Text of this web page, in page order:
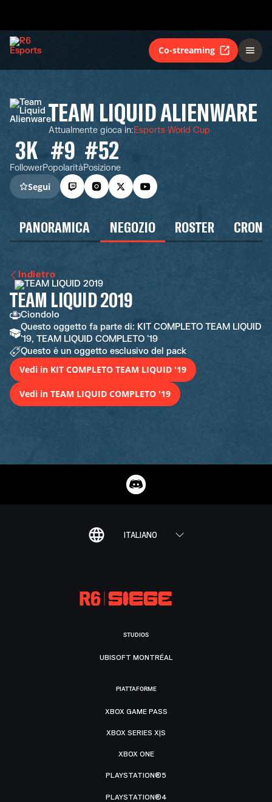
Co-streaming
TEAM LIQUID ALIENWARE
Attualmente gioca in:Esports World Cup
3K
Follower
#9
Popolarità
#52
Posizione
Segui
PANORAMICA NEGOZIO ROSTER
Indietro
TEAM LIQUID 2019
Ciondolo
Questo oggetto fa parte di: KIT COMPLETO TEAM LIQUID
'19, TEAM LIQUID COMPLETO '19
Questo è un oggetto esclusivo del pack
Vedi in KIT COMPLETO TEAM LIQUID '19
Vedi in TEAM LIQUID COMPLETO '19
ITALIANO
STUDIOS
UBISOFT MONTRÉAL
PIATTAFORME
XBOX GAME PASS
XBOX SERIES X|S
XBOX ONE
PLAYSTATION®5
PLAYSTATION®4